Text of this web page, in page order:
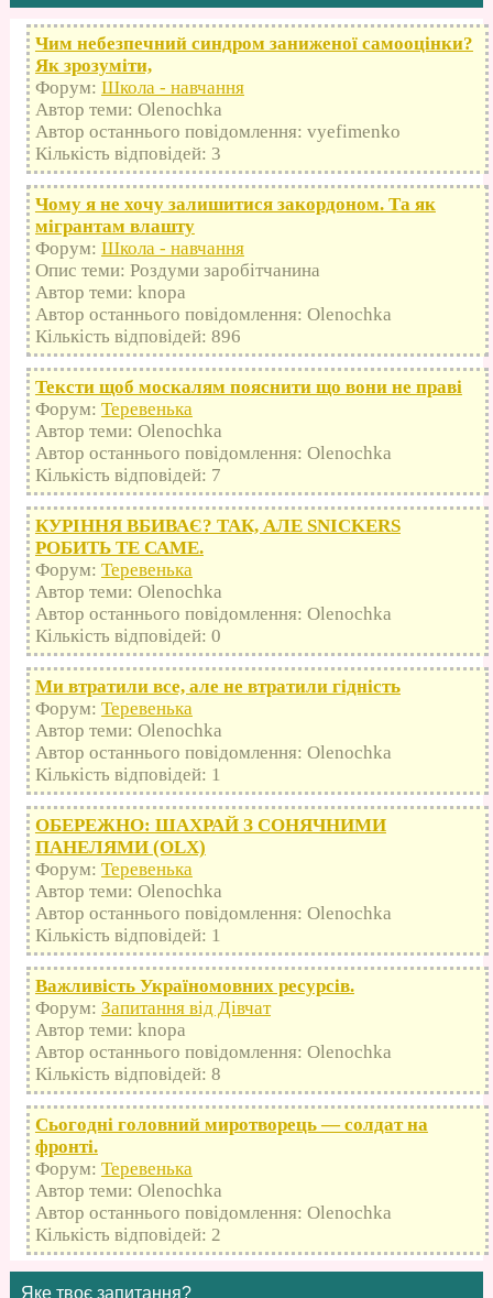
Чим небезпечний синдром заниженої самооцінки?
Як зрозуміти,
Форум: Школа - навчання
Автор теми: Olenochka
Автор останнього повідомлення: vyefimenko
Кількість відповідей: 3
Чому я не хочу залишитися закордоном. Та як
мігрантам влашту
Форум: Школа - навчання
Опис теми: Роздуми заробітчанина
Автор теми: knopa
Автор останнього повідомлення: Olenochka
Кількість відповідей: 896
Тексти щоб москалям пояснити що вони не праві
Форум: Теревенька
Автор теми: Olenochka
Автор останнього повідомлення: Olenochka
Кількість відповідей: 7
КУРІННЯ ВБИВАЄ? ТАК, АЛЕ SNICKERS
РОБИТЬ ТЕ САМЕ.
Форум: Теревенька
Автор теми: Olenochka
Автор останнього повідомлення: Olenochka
Кількість відповідей: 0
Ми втратили все, але не втратили гідність
Форум: Теревенька
Автор теми: Olenochka
Автор останнього повідомлення: Olenochka
Кількість відповідей: 1
ОБЕРЕЖНО: ШАХРАЙ З СОНЯЧНИМИ
ПАНЕЛЯМИ (OLX)
Форум: Теревенька
Автор теми: Olenochka
Автор останнього повідомлення: Olenochka
Кількість відповідей: 1
Важливість Україномовних ресурсів.
Форум: Запитання від Дівчат
Автор теми: knopa
Автор останнього повідомлення: Olenochka
Кількість відповідей: 8
Сьогодні головний миротворець — солдат на
фронті.
Форум: Теревенька
Автор теми: Olenochka
Автор останнього повідомлення: Olenochka
Кількість відповідей: 2
Яке твоє запитання?